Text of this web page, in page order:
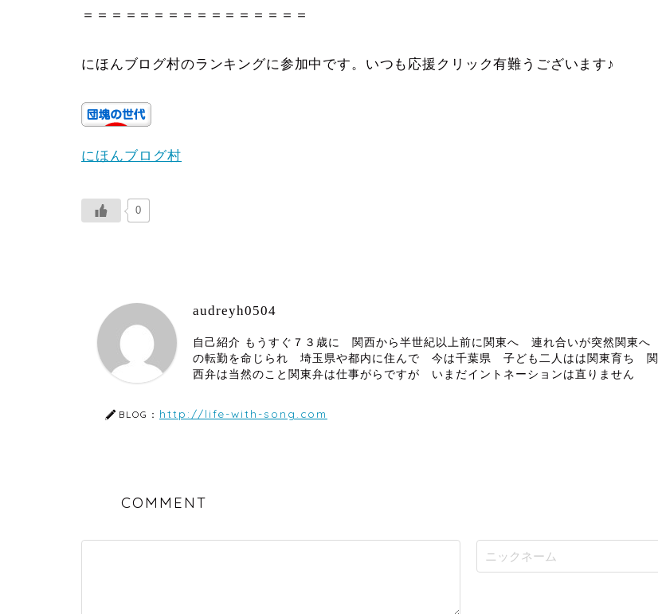
＝＝＝＝＝＝＝＝＝＝＝＝＝＝＝＝
にほんブログ村のランキングに参加中です。いつも応援クリック有難うございます♪
にほんブログ村
0
audreyh0504
自己紹介 もうすぐ７３歳に 関西から半世紀以上前に関東へ 連れ合いが突然関東へ
の転勤を命じられ 埼玉県や都内に住んで 今は千葉県 子ども二人はは関東育ち 関
西弁は当然のこと関東弁は仕事がらですが いまだイントネーションは直りません
BLOG： http://life-with-song.com
COMMENT